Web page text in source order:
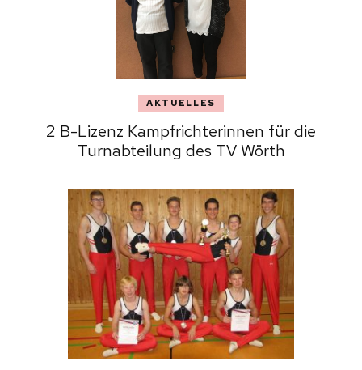
AKTUELLES
2 B-Lizenz Kampfrichterinnen für die
Turnabteilung des TV Wörth